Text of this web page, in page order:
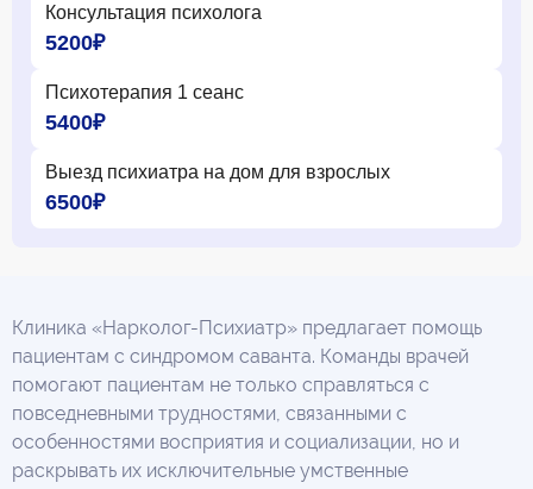
Консультация психолога
5200₽
Психотерапия 1 сеанс
5400₽
Выезд психиатра на дом для взрослых
6500₽
Клиника «Нарколог-Психиатр» предлагает помощь
пациентам с синдромом саванта. Команды врачей
помогают пациентам не только справляться с
повседневными трудностями, связанными с
особенностями восприятия и социализации, но и
раскрывать их исключительные умственные